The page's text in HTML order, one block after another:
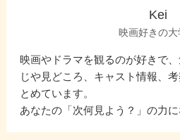
Kei
映画好きの大
映画やドラマを観るのが好きで
じや見どころ、キャスト情報、
とめています。
あなたの「次何見よう？」の力に